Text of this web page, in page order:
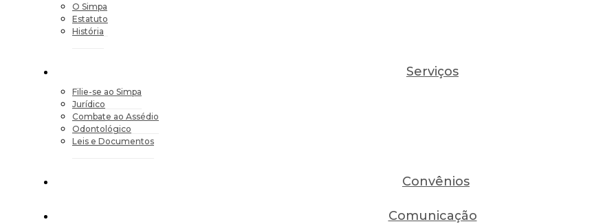
O Simpa
Estatuto
História
Serviços
Filie-se ao Simpa
Jurídico
Combate ao Assédio
Odontológico
Leis e Documentos
Convênios
Comunicação